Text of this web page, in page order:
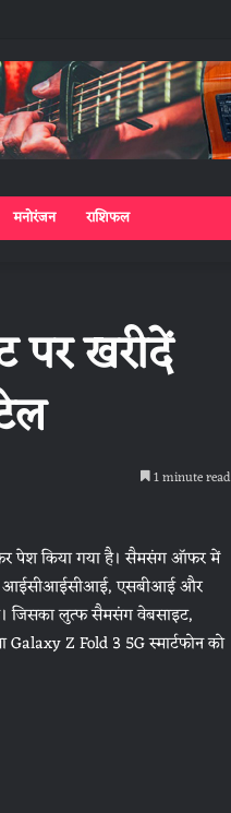
मनोरंजन राशिफल
पर खरीदें
1 minute read
पेश किया गया है। सैमसंग ऑफर में
आईसीआईसीआई, एसबीआई और
जिसका लुत्फ सैमसंग वेबसाइट,
Z Fold 3 5G स्मार्टफोन को